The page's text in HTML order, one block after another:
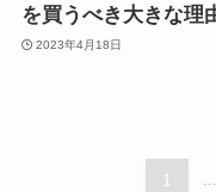
を買うべき大きな理
2023年4月18日
1 ...